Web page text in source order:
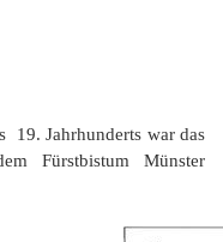
19. Jahrhunderts war das
Fürstbistum Münster